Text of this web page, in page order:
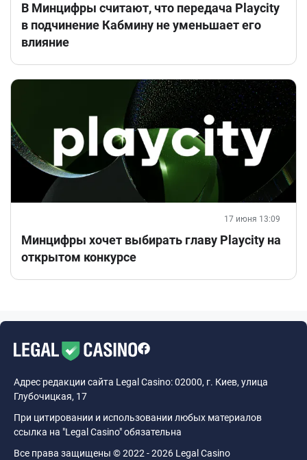
В Минцифры считают, что передача Playcity
в подчинение Кабмину не уменьшает его
влияние
17 июня 13:09
Минцифры хочет выбирать главу Playcity на
открытом конкурсе
Адрес редакции сайта Legal Casino: 02000, г. Киев, улица
Глубочицкая, 17
При цитировании и использовании любых материалов
ссылка на "Legal Casino" обязательна
Все права защищены © 2022 - 2026 Legal Casino